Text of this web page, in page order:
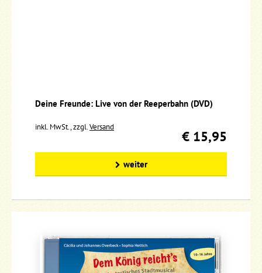
Deine Freunde: Live von der Reeperbahn (DVD)
inkl. MwSt., zzgl.Versand
€ 15,95
weiter